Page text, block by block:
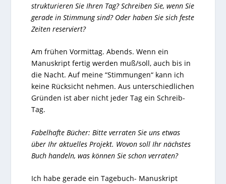
strukturieren Sie Ihren Tag? Schreiben Sie, wenn Sie
gerade in Stimmung sind? Oder haben Sie sich feste
Zeiten reserviert?
Am frühen Vormittag. Abends. Wenn ein
Manuskript fertig werden muß/soll, auch bis in
die Nacht. Auf meine “Stimmungen“ kann ich
keine Rücksicht nehmen. Aus unterschiedlichen
Gründen ist aber nicht jeder Tag ein Schreib-
Tag.
Fabelhafte Bücher: Bitte verraten Sie uns etwas
über Ihr aktuelles Projekt. Wovon soll Ihr nächstes
Buch handeln, was können Sie schon verraten?
Ich habe gerade ein Tagebuch- Manuskript